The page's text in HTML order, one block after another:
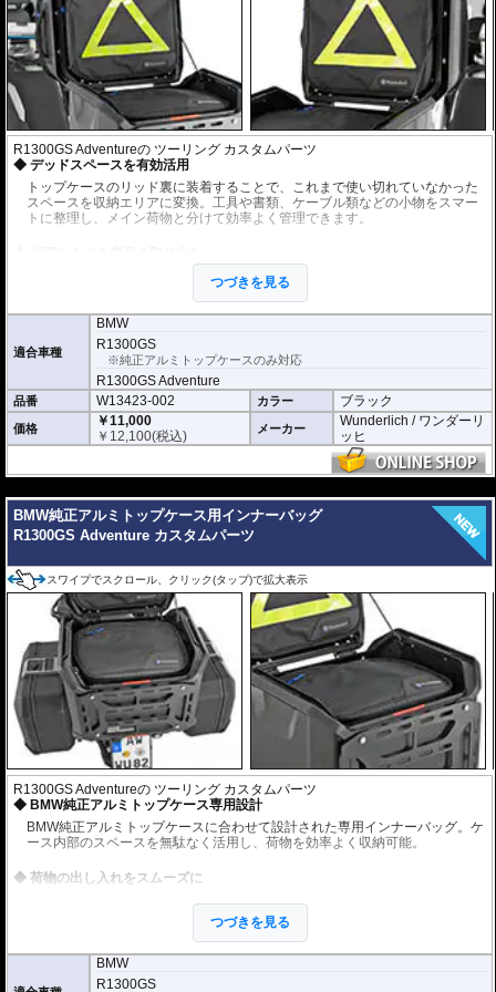
R1300GS Adventureの ツーリング カスタムパーツ
デッドスペースを有効活用
トップケースのリッド裏に装着することで、これまで使い切れていなかった
スペースを収納エリアに変換。工具や書類、ケーブル類などの小物をスマー
トに整理し、メイン荷物と分けて効率よく管理できます。
バッグごと取り外して持ち運びが可能。使用頻度の低い工具類もひとまとめ
にして収納でき、必要なときにすぐ取り出せます。ネットラックとは異な
り、中身がバラつかず実用的です。
簡単・確実な取り付け
4本のゴムループでリッド内側の所定ポイントに固定するだけのシンプル設
計。工具不要で誰でも簡単に装着でき、必要に応じて素早く取り外し可能で
す。
詳細データ
バッグ上部にはイエローリフレクターを装備
寸法 : 長さ 32cm / 幅 27cm / 高さ 3.5cm
高強度、耐摩耗性、耐紫外線性
撥水性・防塵性
防水インナーバッグ付属
つづきを見る
適合車種
BMW
R1300GS
※純正アルミトップケースのみ対応
R1300GS Adventure
品番 W13423-002 カラー ブラック
価格
￥11,000
￥ 12,100(税込) メーカー
Wunderlich / ワンダーリ
ッヒ
BMW純正アルミトップケース用インナーバッグ
R1300GS Adventure カスタムパーツ
スワイプでスクロール、クリック(タップ)で拡大表示
R1300GS Adventureの ツーリング カスタムパーツ
BMW純正アルミトップケース専用設計
BMW純正アルミトップケースに合わせて設計された専用インナーバッグ。ケ
ース内部のスペースを無駄なく活用し、荷物を効率よく収納可能。
荷物の出し入れをスムーズに
荷物をバッグにまとめたまま持ち運びできるため、ツーリング先やホテルで
ケースに入れたままアクセス可能
つづきを見る
BMW
R1300GS